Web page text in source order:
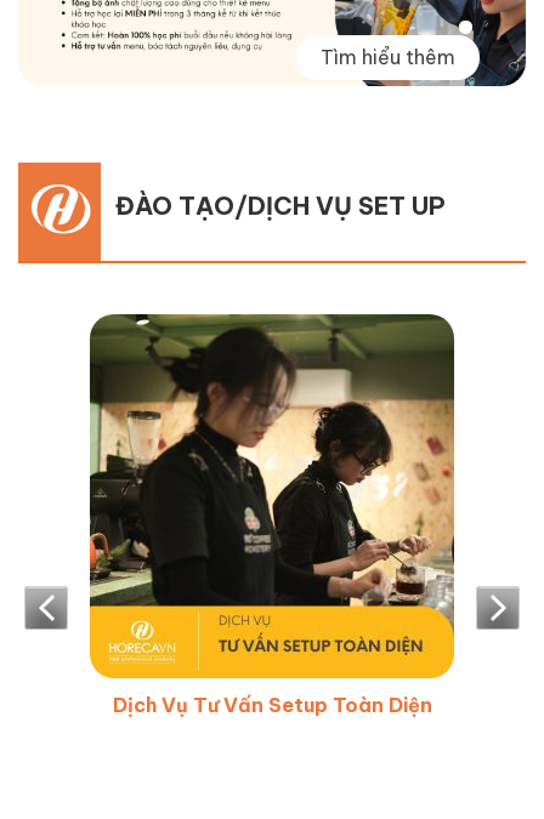
Tìm hiểu thêm
ĐÀO TẠO/DỊCH VỤ SET UP
Dịch Vụ Tư Vấn Setup Toàn Diện